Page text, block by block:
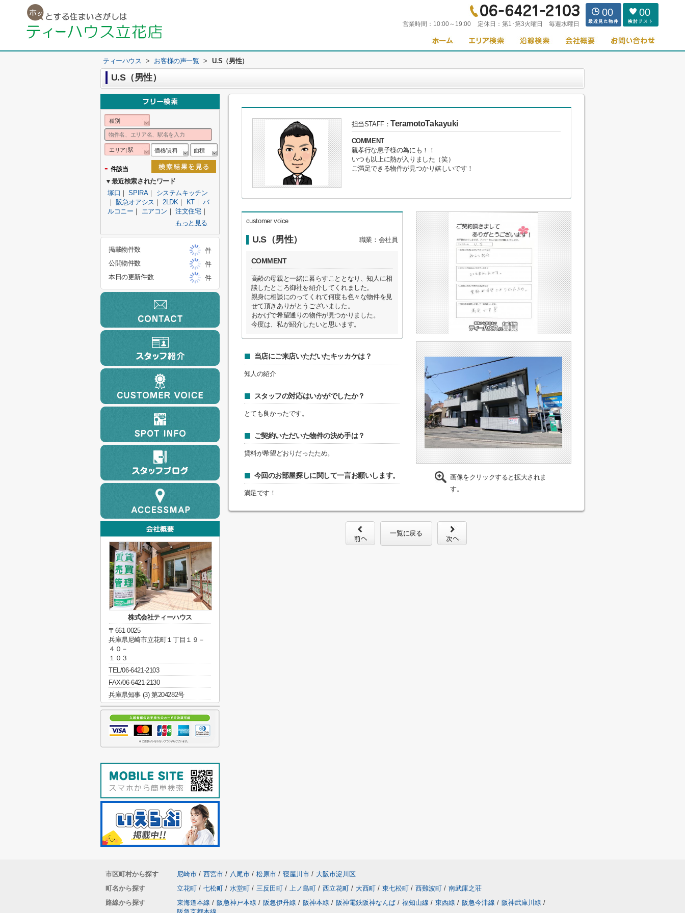
営業時間： 10:00～19:00 定休日： 第1･第3火曜日 毎週水曜日
00 00
ティーハウス > お客様の声一覧 > U.S（男性）
U.S（男性）
担当STAFF： TeramotoTakayuki
COMMENT
親孝行な息子様の為にも！！
いつも以上に熱が入りました（笑）
ご満足できる物件が見つかり嬉しいです！
customer voice
U.S（男性） 職業：会社員
COMMENT
高齢の母親と一緒に暮らすこととなり、知人に相
談したところ御社を紹介してくれました。
親身に相談にのってくれて何度も色々な物件を見
せて頂きありがとうございました。
おかげで希望通りの物件が見つかりました。
今度は、私が紹介したいと思います。
当店にご来店いただいたキッカケは？
知人の紹介
スタッフの対応はいかがでしたか？
とても良かったです。
ご契約いただいた物件の決め手は？
賃料が希望どおりだったため。
今回のお部屋探しに関して一言お願いします。
満足です！
画像をクリックすると拡大されま
す。
一覧に戻る
種別
エリア| 駅 価格/賃料 面積
- 件該当
▼最近検索されたワード
塚口 ｜SPIRA｜ システムキッチン
｜ 阪急オアシス ｜2LDK｜ KT｜バ
ルコニー ｜ エアコン ｜注文住宅｜
もっと見る
掲載物件数
件
公開物件数
件
本日の更新件数
件
株式会社ティーハウス
〒661-0025
兵庫県尼崎市立花町１丁目１９－
４０－
１０３
TEL/06-6421-2103
FAX/06-6421-2130
兵庫県知事 (3) 第204282号
市区町村から探す 尼崎市 / 西宮市 / 八尾市 / 松原市 / 寝屋川市 / 大阪市淀川区
町名から探す
立花町 / 七松町 / 水堂町 / 三反田町 / 上ノ島町 / 西立花町 / 大西町 / 東七松町 / 西難波町 / 南武庫之荘
路線から探す
東海道本線 / 阪急神戸本線 / 阪急伊丹線 / 阪神本線 / 阪神電鉄阪神なんば / 福知山線 / 東西線 / 阪急今津線 / 阪神武庫川線 /